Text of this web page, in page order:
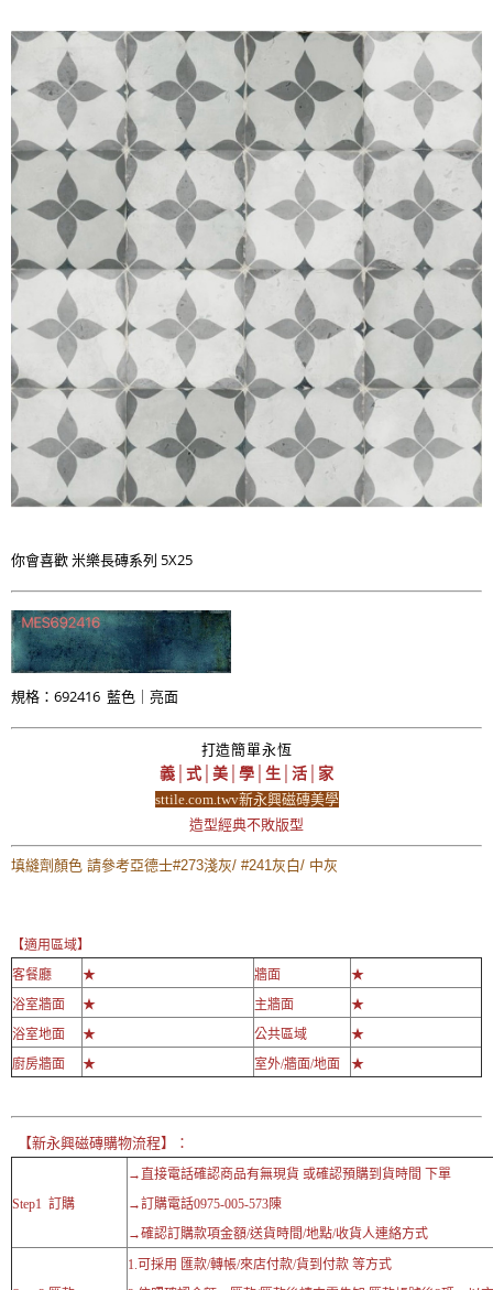
你會喜歡 米樂長磚系列 5X25
規格：692416 藍色｜亮面
打造簡單永恆
義│式│美│學│生│活│家
sttile.com.twv新永興磁磚美學
造型經典不敗版型
填縫劑顏色 請參考亞德士#273淺灰/ #241灰白/ 中灰
【適用區域】
客餐廳
★ 牆面
★
浴室牆面
★ 主牆面
★
浴室地面
★ 公共區域
★
廚房牆面
★ 室外/牆面/地面 ★
【新永興磁磚購物流程】：
Step1 訂購
→直接電話確認商品有無現貨 或確認預購到貨時間 下單
→訂購電話0975-005-573陳
→確認訂購款項金額/送貨時間/地點/收貨人連絡方式
1.可採用 匯款/轉帳/來店付款/貨到付款 等方式